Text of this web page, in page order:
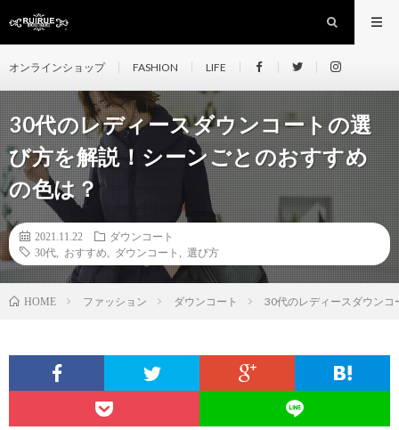
オンラインショップ FASHION LIFE
30代のレディースダウンコートの選
び方を解説！シーンごとのおすすめ
の色は？
2021.11.22
ダウンコート
30代
おすすめ ダウンコート 選び方
HOME ファッション ダウンコート 30代のレディースダウン